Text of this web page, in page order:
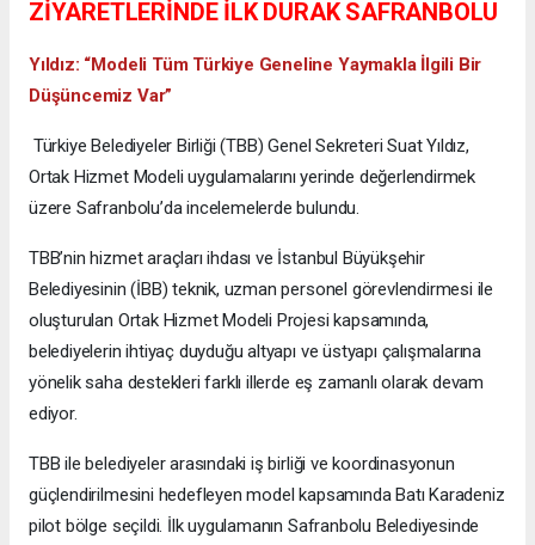
ZİYARETLERİNDE İLK DURAK SAFRANBOLU
Yıldız: “Modeli Tüm Türkiye Geneline Yaymakla İlgili Bir
Düşüncemiz Var”
Türkiye Belediyeler Birliği (TBB) Genel Sekreteri Suat Yıldız,
Ortak Hizmet Modeli uygulamalarını yerinde değerlendirmek
üzere Safranbolu’da incelemelerde bulundu.
TBB’nin hizmet araçları ihdası ve İstanbul Büyükşehir
Belediyesinin (İBB) teknik, uzman personel görevlendirmesi ile
oluşturulan Ortak Hizmet Modeli Projesi kapsamında,
belediyelerin ihtiyaç duyduğu altyapı ve üstyapı çalışmalarına
yönelik saha destekleri farklı illerde eş zamanlı olarak devam
ediyor.
TBB ile belediyeler arasındaki iş birliği ve koordinasyonun
güçlendirilmesini hedefleyen model kapsamında Batı Karadeniz
pilot bölge seçildi. İlk uygulamanın Safranbolu Belediyesinde